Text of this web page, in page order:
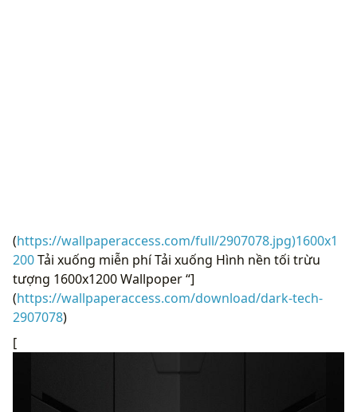
(https://wallpaperaccess.com/full/2907078.jpg)1600x1
200Tải xuống miễn phí Tải xuống Hình nền tối trừu
tượng 1600x1200 Wallpoper “]
(https://wallpaperaccess.com/download/dark-tech-
2907078)
[